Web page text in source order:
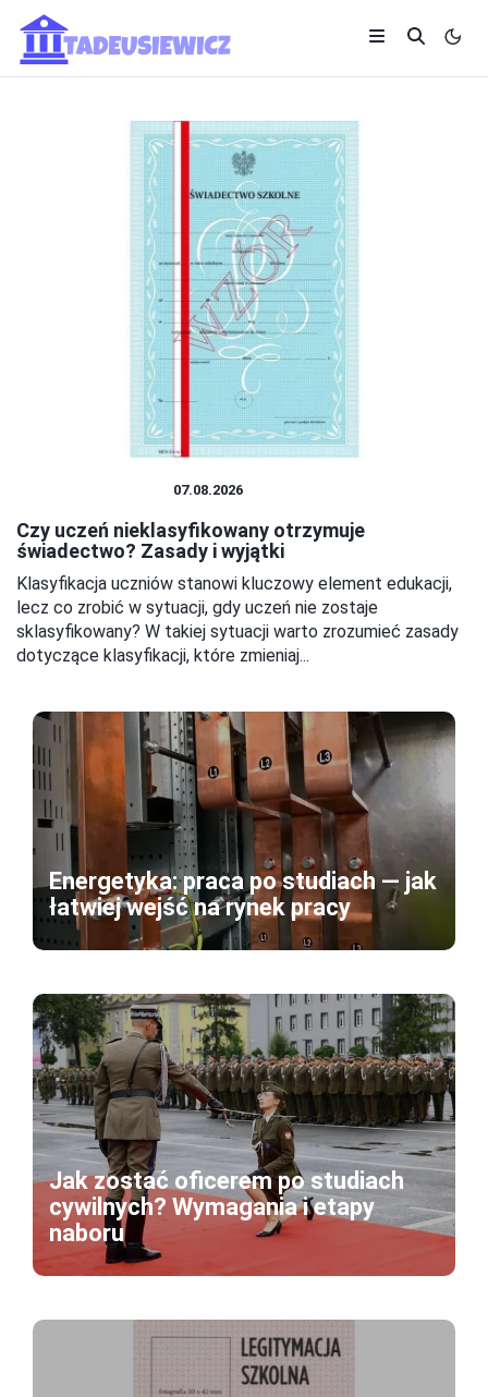
07.08.2026
Czy uczeń nieklasyfikowany otrzymuje
świadectwo? Zasady i wyjątki
Klasyfikacja uczniów stanowi kluczowy element edukacji,
lecz co zrobić w sytuacji, gdy uczeń nie zostaje
sklasyfikowany? W takiej sytuacji warto zrozumieć zasady
dotyczące klasyfikacji, które zmieniaj...
Energetyka: praca po studiach — jak
łatwiej wejść na rynek pracy
Jak zostać oficerem po studiach
cywilnych? Wymagania i etapy
naboru